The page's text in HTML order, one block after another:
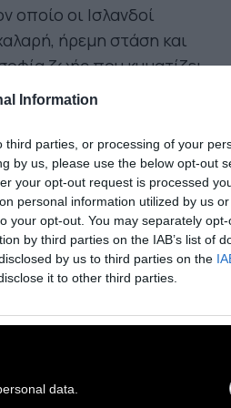
Information
parties, or processing of your
by us, please use the below opt-out
your opt-out request is processed
personal information utilized by us
your opt-out. You may separately
by third parties on the IAB’s list of
by us to third parties on the
it to other third parties.
data.
οποίο οι Ισλανδοί
ήρεμη στάση και
ζωής που κυματίζει
συγγραφέας
πάνε καλά,
μέσα
κατά
αιώνων